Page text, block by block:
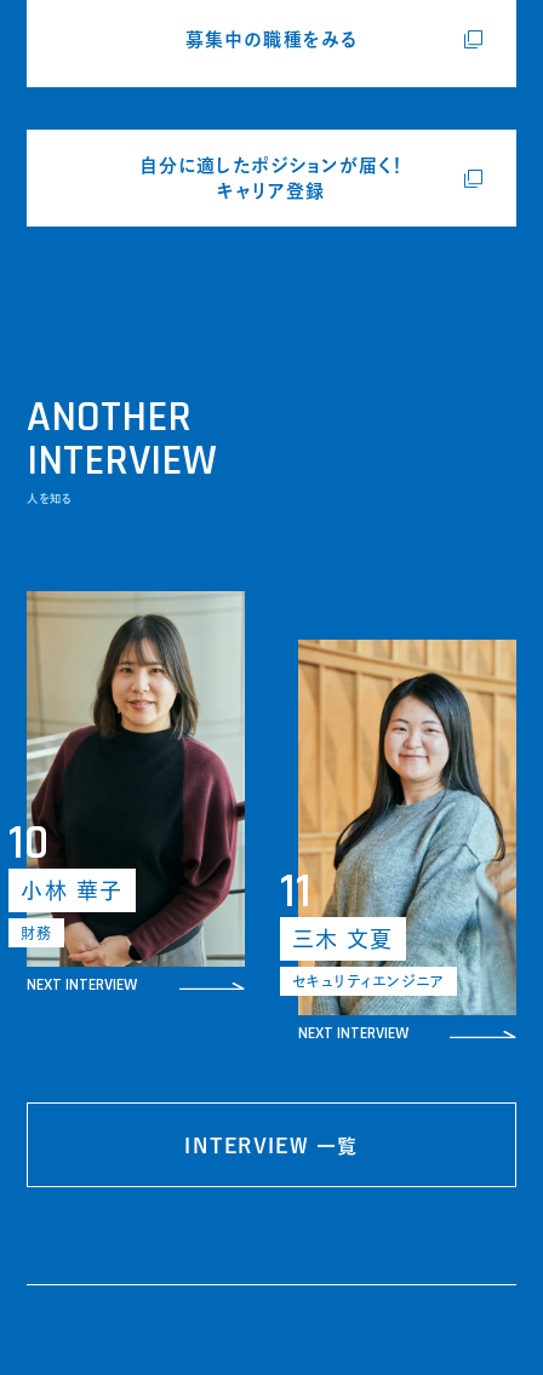
募集中の職種をみる
自分に適したポジションが届く！
キャリア登録
ANOTHER
INTERVIEW
人を知る
10
小林 華子
財務
NEXT INTERVIEW
11
三木 文夏
セキュリティエンジニア
NEXT INTERVIEW
INTERVIEW 一覧